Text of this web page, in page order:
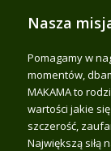
Nasza
Pomagamy w
momentów,
MAKAMA to
wartości jakie
szczerość,
Największą siłą